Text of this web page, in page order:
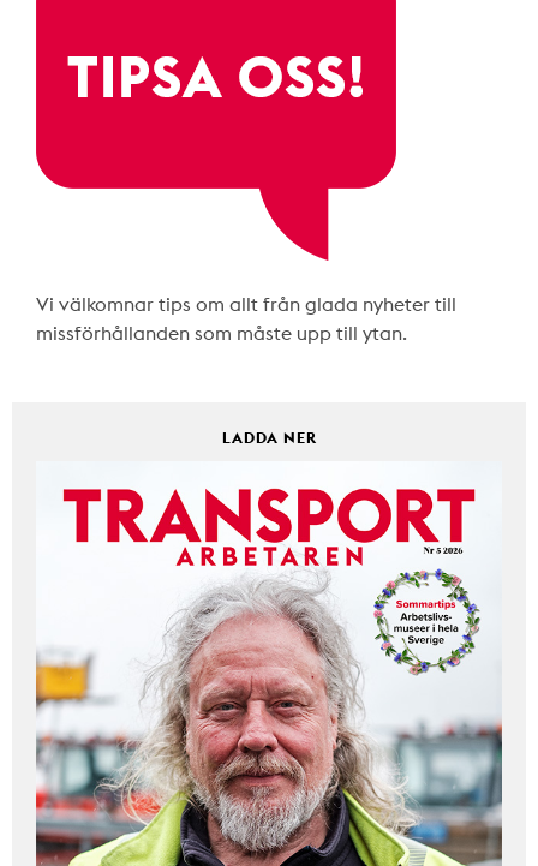
Vi välkomnar tips om allt från glada nyheter till
missförhållanden som måste upp till ytan.
LADDA NER